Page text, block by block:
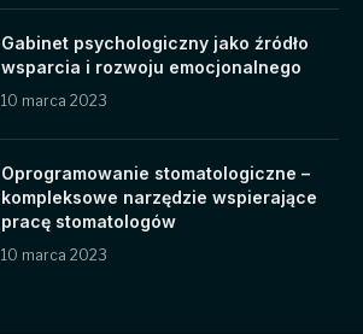
Gabinet psychologiczny jako źródło
wsparcia i rozwoju emocjonalnego
10 marca 2023
Oprogramowanie stomatologiczne –
kompleksowe narzędzie wspierające
pracę stomatologów
10 marca 2023